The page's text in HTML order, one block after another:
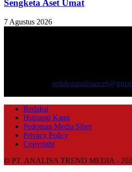
Sengketa Aset Umat
7 Agustus 2026
Redaksi
Hubungi Kami
Pedoman Media Siber
Privacy Policy
Copyright
© PT. ANALISA TREND MEDIA -